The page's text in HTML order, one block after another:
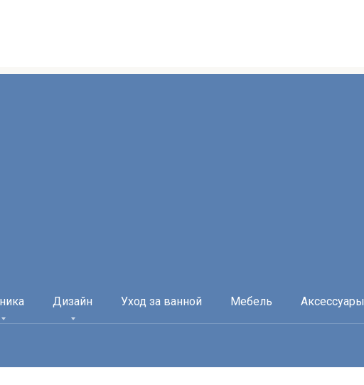
Дизайн Уход за ванной Мебель Аксессуары